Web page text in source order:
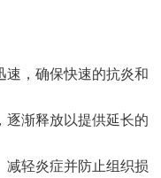
速，确保快速的抗炎和
逐渐释放以提供延长的
减轻炎症并防止组织损